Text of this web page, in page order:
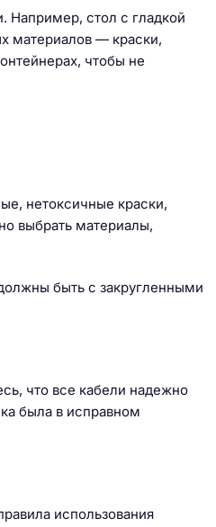
Например, стол с гладкой
материалов — краски,
чтобы не
нетоксичные краски,
выбрать материалы,
быть с закругленными
что все кабели надежно
была в исправном
использования